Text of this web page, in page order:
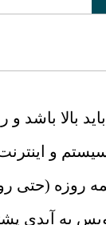
بالا باشد و
سیستم و
روزه (حتی
به آیدی